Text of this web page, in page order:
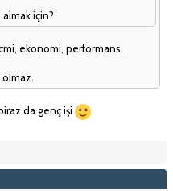
almak için?
ekonomi, performans,
olmaz.
da genç işi